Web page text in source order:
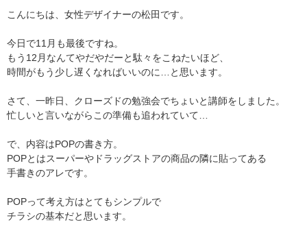
こんにちは、女性デザイナーの松田です。
今日で11月も最後ですね。
もう12月なんてやだやだーと駄々をこねたいほど、
時間がもう少し遅くなればいいのに…と思います。
さて、一昨日、クローズドの勉強会でちょいと講師をしました。
忙しいと言いながらこの準備も追われていて…
で、内容はPOPの書き方。
POPとはスーパーやドラッグストアの商品の隣に貼ってある
手書きのアレです。
POPって考え方はとてもシンプルで
チラシの基本だと思います。